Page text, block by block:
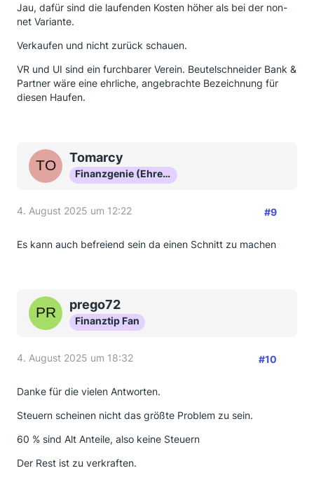
Jau, dafür sind die laufenden Kosten höher als bei der non-
net Variante.
Verkaufen und nicht zurück schauen.
VR und UI sind ein furchbarer Verein. Beutelschneider Bank &
Partner wäre eine ehrliche, angebrachte Bezeichnung für
diesen Haufen.
Tomarcy
Finanzgenie (Ehrenmitglied)
4. August 2025 um 12:22 #9
Es kann auch befreiend sein da einen Schnitt zu machen
prego72
Finanztip Fan
4. August 2025 um 18:32 #10
Danke für die vielen Antworten.
Steuern scheinen nicht das größte Problem zu sein.
60 % sind Alt Anteile, also keine Steuern
Der Rest ist zu verkraften.